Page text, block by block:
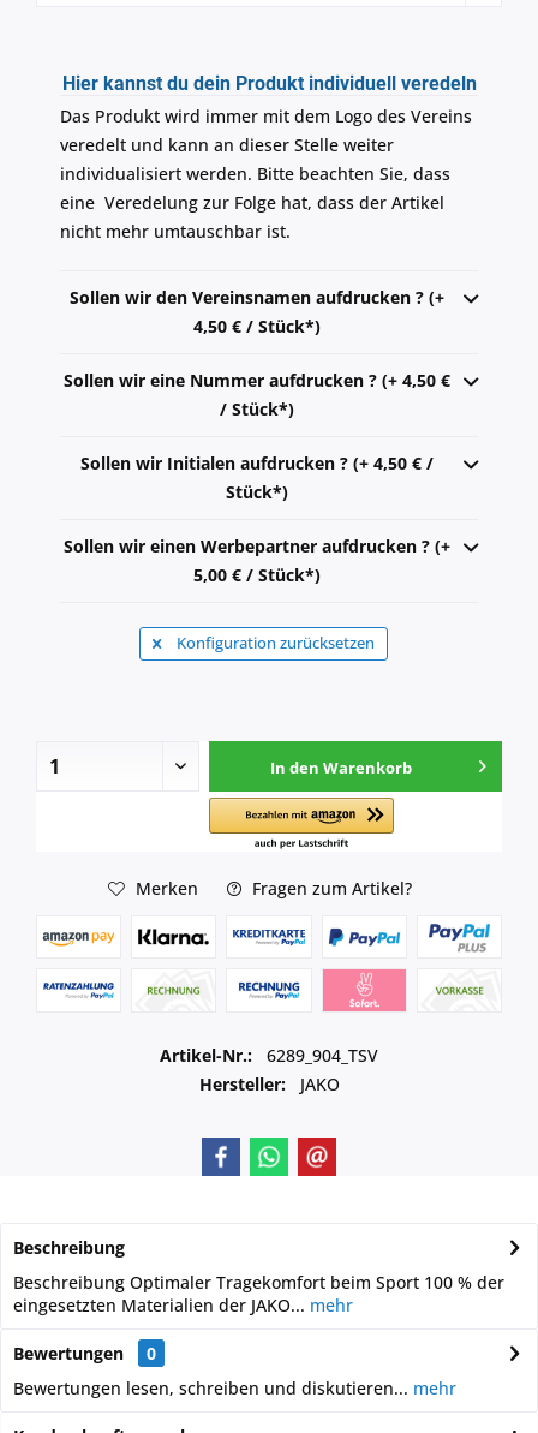
Hier kannst du dein Produkt individuell veredeln
Das Produkt wird immer mit dem Logo des Vereins
veredelt und kann an dieser Stelle weiter
individualisiert werden. Bitte beachten Sie, dass
eine Veredelung zur Folge hat, dass der Artikel
nicht mehr umtauschbar ist.
Sollen wir den Vereinsnamen aufdrucken ? (+
4,50 € / Stück*)
Sollen wir eine Nummer aufdrucken ? (+ 4,50 €
/ Stück*)
Sollen wir Initialen aufdrucken ? (+ 4,50 € /
Stück*)
Sollen wir einen Werbepartner aufdrucken ? (+
5,00 € / Stück*)
Konfiguration zurücksetzen
In den Warenkorb
Merken Fragen zum Artikel?
Artikel-Nr.:
6289_904_TSV
Hersteller:
JAKO
Beschreibung
Beschreibung Optimaler Tragekomfort beim Sport 100 % der
eingesetzten Materialien der JAKO... mehr
Bewertungen
0
Bewertungen lesen, schreiben und diskutieren... mehr